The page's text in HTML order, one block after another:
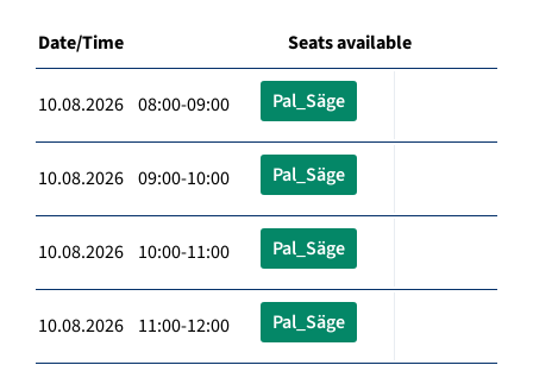
Date/Time Seats available
10.08.2026 08:00-09:00 Pal_Säge
10.08.2026 09:00-10:00 Pal_Säge
10.08.2026 10:00-11:00 Pal_Säge
10.08.2026 11:00-12:00 Pal_Säge